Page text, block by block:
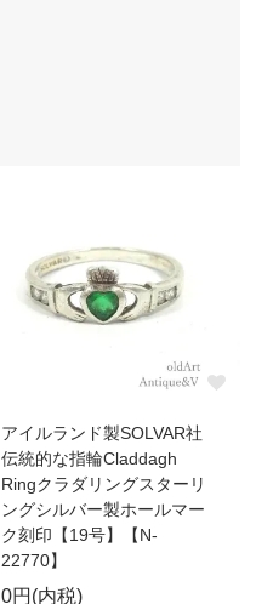
アイルランド製SOLVAR社
伝統的な指輪Claddagh
Ringクラダリングスターリ
ングシルバー製ホールマー
ク刻印【19号】【N-
22770】
0円(内税)